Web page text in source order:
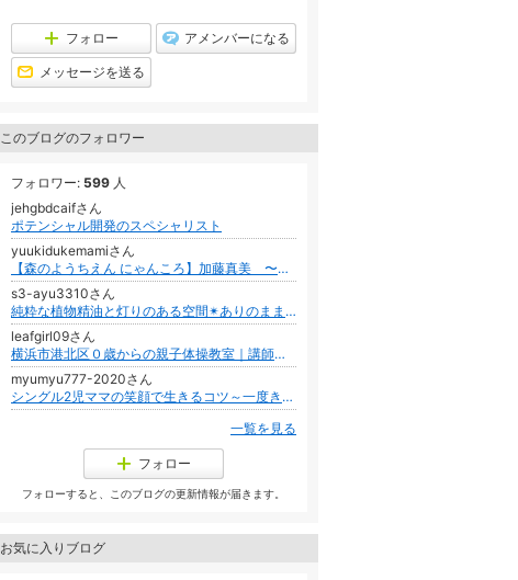
フォロー アメンバーになる
メッセージを送る
このブログのフォロワー
フォロワー: 599 人
jehgbdcaifさん
ポテンシャル開発のスペシャリスト
yuukidukemamiさん
【森のようちえん にゃんころ】加藤真美 〜心を自由に本当の自分で幸せに生きる力を〜 茨城千葉
s3-ayu3310さん
純粋な植物精油と灯りのある空間✴︎ありのままで輝く自然な暮らし // Healing space ＊ manakai ＊
leafgirl09さん
横浜市港北区０歳からの親子体操教室｜講師養成 ほうのき ようこ
myumyu777-2020さん
シングル2児ママの笑顔で生きるコツ～一度きり人生を楽しむ！
一覧を見る
フォロー
フォローすると、このブログの更新情報が届きます。
お気に入りブログ